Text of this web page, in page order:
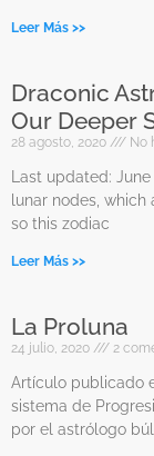
Leer Más >>
Draconic
Our Deeper
28 agosto, 2020 No
Last updated:
lunar nodes, which
so this zodiac
Leer Más >>
La Proluna
24 julio, 2020 2
Artículo publicado
sistema de
por el astrólogo